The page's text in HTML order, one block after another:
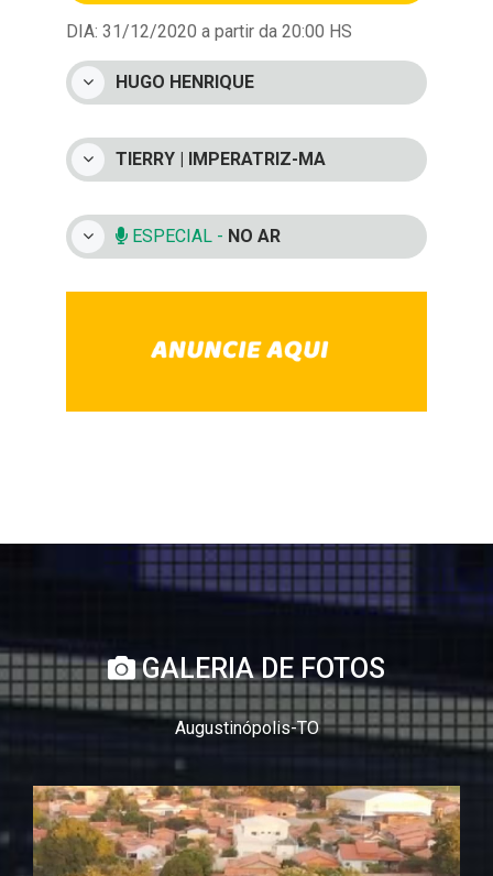
DIA: 31/12/2020 a partir da 20:00 HS
HUGO HENRIQUE
TIERRY | IMPERATRIZ-MA
ESPECIAL - NO AR
GALERIA DE FOTOS
Augustinópolis-TO